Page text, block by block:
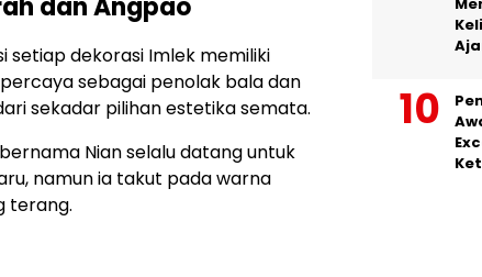
setiap dekorasi Imlek memiliki
sebagai penolak bala dan
sekadar pilihan estetika semata.
Nian selalu datang untuk
namun ia takut pada warna
terang.